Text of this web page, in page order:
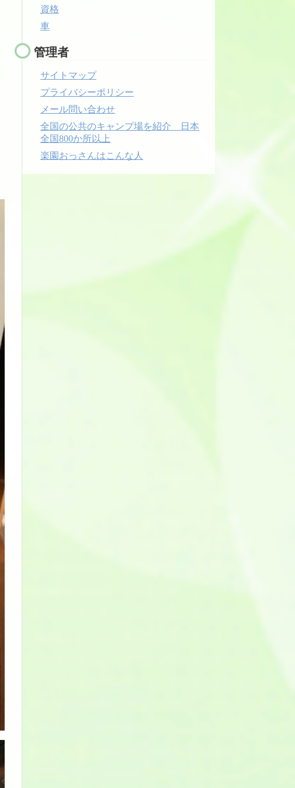
資格
車
管理者
サイトマップ
プライバシーポリシー
メール問い合わせ
全国の公共のキャンプ場を紹介 日本
全国800か所以上
楽園おっさんはこんな人